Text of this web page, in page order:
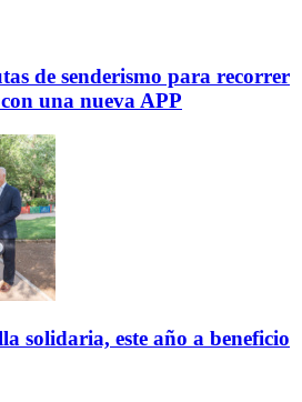
de senderismo para recorrer
una nueva APP
solidaria, este año a beneficio